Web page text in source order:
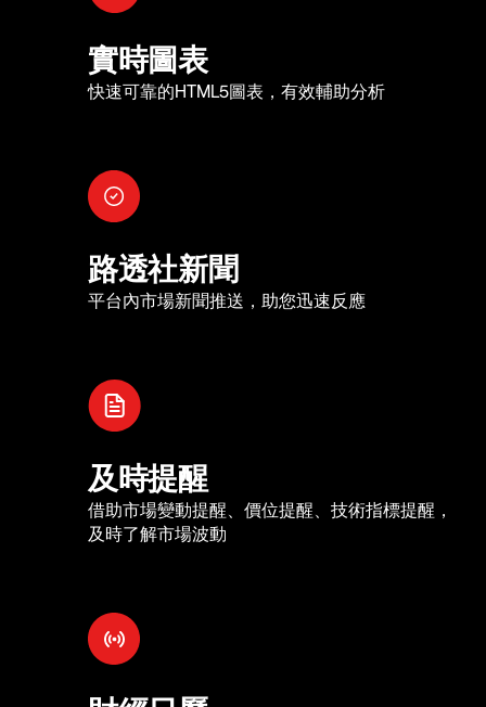
實時圖表
快速可靠的HTML5圖表，有效輔助分析
路透社新聞
平台內市場新聞推送，助您迅速反應
及時提醒
借助市場變動提醒、價位提醒、技術指標提醒，
及時了解市場波動